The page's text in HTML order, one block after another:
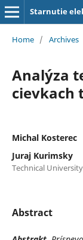
Starnutie
Home / Archives
Analýza
cievkach
Michal Kosterec
Juraj Kurimsky
Technical
Abstract